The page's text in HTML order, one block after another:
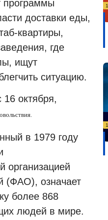
программы
доставки еды,
квартиры,
где
ищут
ситуацию.
16 октября,
в 1979 году
организацией
(ФАО), означает
более 868
людей в мире.